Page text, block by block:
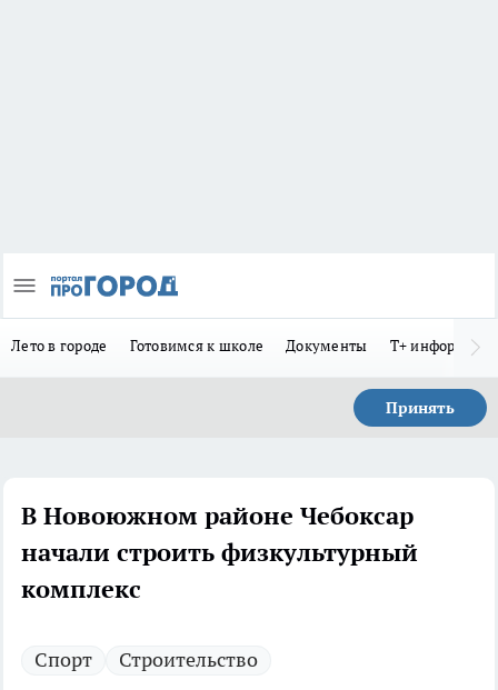
Лето в городе Готовимся к школе Документы Т+
Принять
В Новоюжном районе Чебоксар
начали строить физкультурный
комплекс
Спорт Строительство